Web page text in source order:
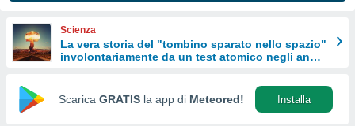
di
Web
Scienza
La vera storia del "tombino sparato nello spazio"
involontariamente da un test atomico negli anni
Scarica GRATIS la app di Meteored! Installa